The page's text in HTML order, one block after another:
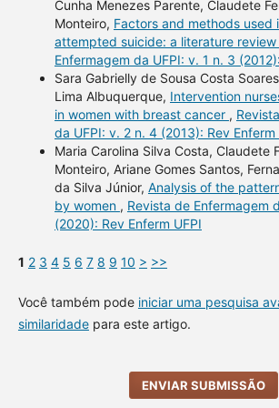
Cunha Menezes Parente, Claudete
Monteiro, Factors and methods used
attempted suicide: a literature review
Enfermagem da UFPI: v. 1 n. 3
Sara Gabrielly de Sousa Costa
Lima Albuquerque, Intervention
in women with breast cancer ,
da UFPI: v. 2 n. 4 (2013): Rev Enferm
Maria Carolina Silva Costa, Claudete
Monteiro, Ariane Gomes Santos,
da Silva Júnior, Analysis of the
by women , Revista de Enfermagem
(2020): Rev Enferm UFPI
1 2 3 4 5 6 7 8 9 10 > >>
Você também pode iniciar uma pesquisa
similaridadepara este artigo.
ENVIAR SUBMISSÃO